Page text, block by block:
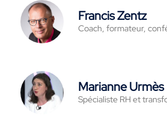
Francis Zentz
Coach, formateur,
Marianne Urmès
Spécialiste RH et